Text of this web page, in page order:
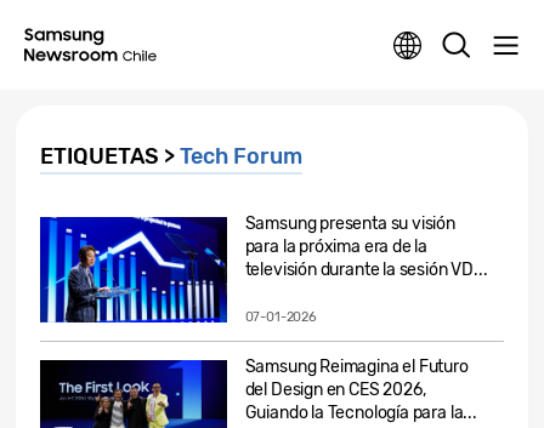
ETIQUETAS >Tech Forum
Samsung presenta su visión
para la próxima era de la
televisión durante la sesión VD...
07-01-2026
Samsung Reimagina el Futuro
del Design en CES 2026,
Guiando la Tecnología para la...